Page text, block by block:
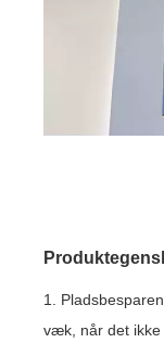
1.
væk, når det